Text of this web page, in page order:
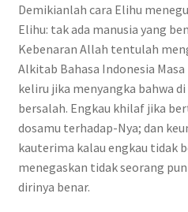
Demikianlah cara Elihu
Elihu: tak ada manusia yang
Kebenaran Allah tentulah
Alkitab Bahasa Indonesia
keliru jika menyangka bahwa
bersalah. Engkau khilaf jika
dosamu terhadap-Nya; dan
kauterima kalau engkau tidak
menegaskan tidak seorang
dirinya benar.